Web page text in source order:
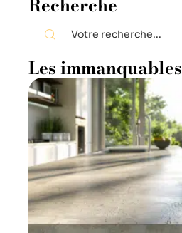
Recherche
Les immanquables